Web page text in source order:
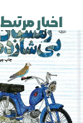
اخبار مرتبط